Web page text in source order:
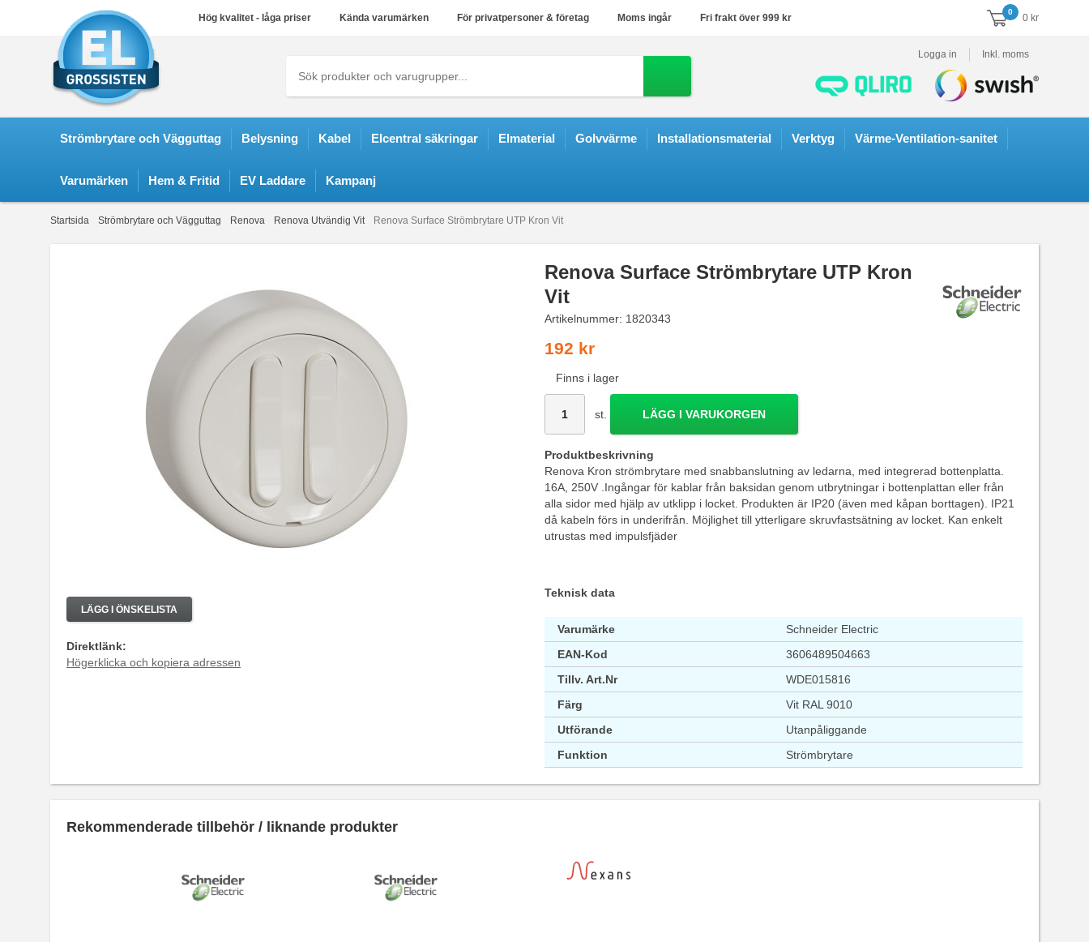
0
0 kr
Hög kvalitet - låga priser Kända varumärken För privatpersoner & företag Moms ingår Fri frakt över 999 kr
Logga in Inkl. moms
Strömbrytare och Vägguttag Belysning Kabel Elcentral säkringar Elmaterial Golvvärme Installationsmaterial Verktyg Värme-Ventilation-sanitet
Varumärken Hem & Fritid EV Laddare Kampanj
Startsida Strömbrytare och Vägguttag Renova Renova Utvändig Vit Renova Surface Strömbrytare UTP Kron Vit
Renova Surface Strömbrytare UTP Kron
Vit
Artikelnummer: 1820343
192 kr
Finns i lager
st. LÄGG I VARUKORGEN
Produktbeskrivning
Renova Kron strömbrytare med snabbanslutning av ledarna, med integrerad bottenplatta.
16A, 250V .Ingångar för kablar från baksidan genom utbrytningar i bottenplattan eller från
alla sidor med hjälp av utklipp i locket. Produkten är IP20 (även med kåpan borttagen). IP21
då kabeln förs in underifrån. Möjlighet till ytterligare skruvfastsätning av locket. Kan enkelt
utrustas med impulsfjäder
Teknisk data
Varumärke
Schneider Electric
EAN-Kod
3606489504663
Tillv. Art.Nr
WDE015816
Färg
Vit RAL 9010
Utförande
Utanpåliggande
Funktion
Strömbrytare
LÄGG I ÖNSKELISTA
Direktlänk:
Högerklicka och kopiera adressen
Rekommenderade tillbehör / liknande produkter